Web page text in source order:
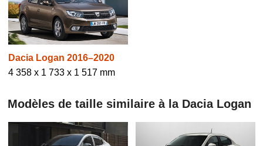
Dacia Logan 2016–2020
4 358 x 1 733 x 1 517 mm
Modèles de taille similaire à la Dacia Logan